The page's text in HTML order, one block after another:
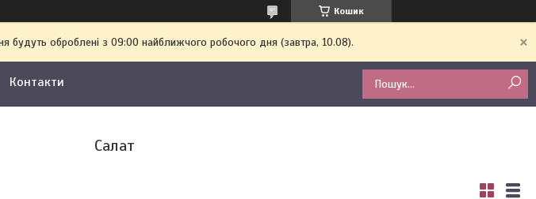
Кошик
будуть оброблені з 09:00 найближчого робочого дня (завтра, 10.08).
Контакти
Салат